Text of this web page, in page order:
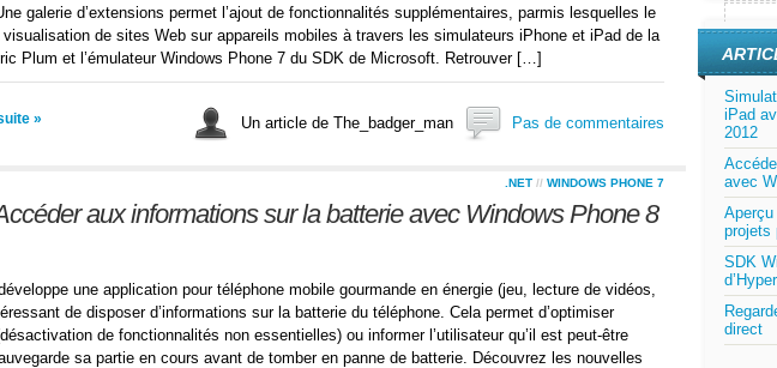
galerie d’extensions permet l’ajout de fonctionnalités supplémentaires, parmis lesquelles le
de sites Web sur appareils mobiles à travers les simulateurs iPhone et iPad de la
Plum et l’émulateur Windows Phone 7 du SDK de Microsoft. Retrouver […]
» Un article de The_badger_man Pas de commentaires
.NET // WINDOWS PHONE 7
aux informations sur la batterie avec Windows Phone 8
une application pour téléphone mobile gourmande en énergie (jeu, lecture de vidéos,
de disposer d’informations sur la batterie du téléphone. Cela permet d’optimiser
de fonctionnalités non essentielles) ou informer l’utilisateur qu’il est peut-être
sa partie en cours avant de tomber en panne de batterie. Découvrez les nouvelles
iPad
2012
avec
projets
SDK
direct